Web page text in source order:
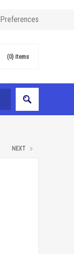
Preferences
(0) items
NEXT